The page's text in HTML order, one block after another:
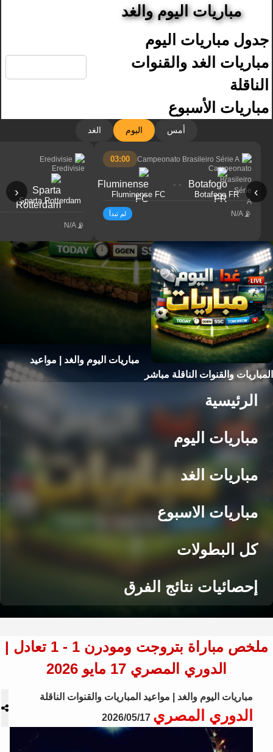
مباريات اليوم والغد
جدول مباريات اليوم
مباريات الغد والقنوات
الناقلة
مباريات الأسبوع
أمس اليوم الغد
‹ ›
Campeonato Brasileiro Série A
03:00
Botafogo FR
- -
Fluminense FC
N/A لم تبدأ
Eredivisie
Sparta Rotterdam
- -
N/A
مباريات اليوم والغد | مواعيد
المباريات والقنوات الناقلة مباشر
الرئيسية
مباريات اليوم
مباريات الغد
مباريات الاسبوع
كل البطولات
إحصائيات نتائج الفرق
ملخص مباراة بتروجت ومودرن 1 - 1 تعادل |
الدوري المصري 17 مايو 2026
مباريات اليوم والغد | مواعيد المباريات والقنوات الناقلة
الدوري المصري 2026/05/17